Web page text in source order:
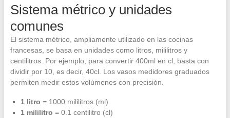
Sistema métrico y unidades
comunes
El sistema métrico, ampliamente utilizado en las cocinas
francesas, se basa en unidades como litros, mililitros y
centilitros. Por ejemplo, para convertir 400ml en cl, basta con
dividir por 10, es decir, 40cl. Los vasos medidores graduados
permiten medir estos volúmenes con precisión.
1 litro = 1000 mililitros (ml)
1 mililitro = 0.1 centilitro (cl)